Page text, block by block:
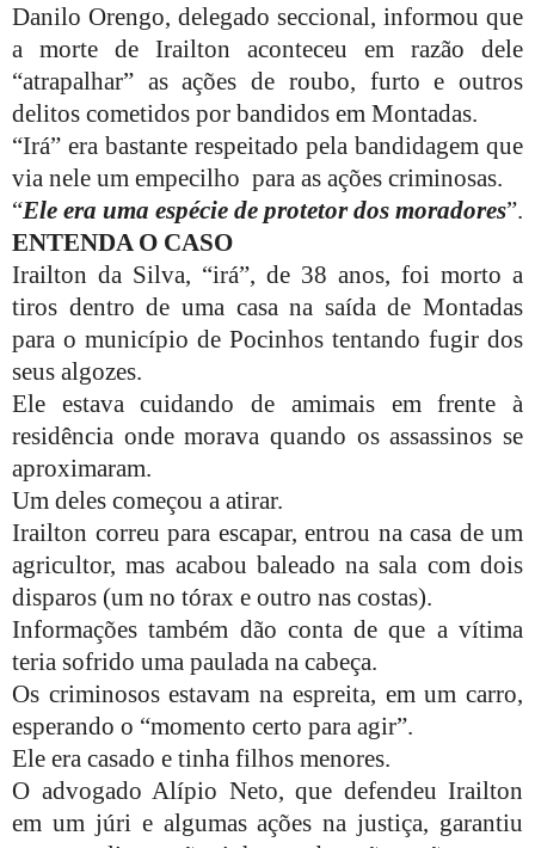
Danilo Orengo, delegado seccional, informou que
a morte de Irailton aconteceu em razão dele
“atrapalhar” as ações de roubo, furto e outros
delitos cometidos por bandidos em Montadas.
“Irá” era bastante respeitado pela bandidagem que
via nele um empecilho para as ações criminosas.
“Ele era uma espécie de protetor dos moradores”.
ENTENDA O CASO
Irailton da Silva, “irá”, de 38 anos, foi morto a
tiros dentro de uma casa na saída de Montadas
para o município de Pocinhos tentando fugir dos
seus algozes.
Ele estava cuidando de amimais em frente à
residência onde morava quando os assassinos se
aproximaram.
Um deles começou a atirar.
Irailton correu para escapar, entrou na casa de um
agricultor, mas acabou baleado na sala com dois
disparos (um no tórax e outro nas costas).
Informações também dão conta de que a vítima
teria sofrido uma paulada na cabeça.
Os criminosos estavam na espreita, em um carro,
esperando o “momento certo para agir”.
Ele era casado e tinha filhos menores.
O advogado Alípio Neto, que defendeu Irailton
em um júri e algumas ações na justiça, garantiu